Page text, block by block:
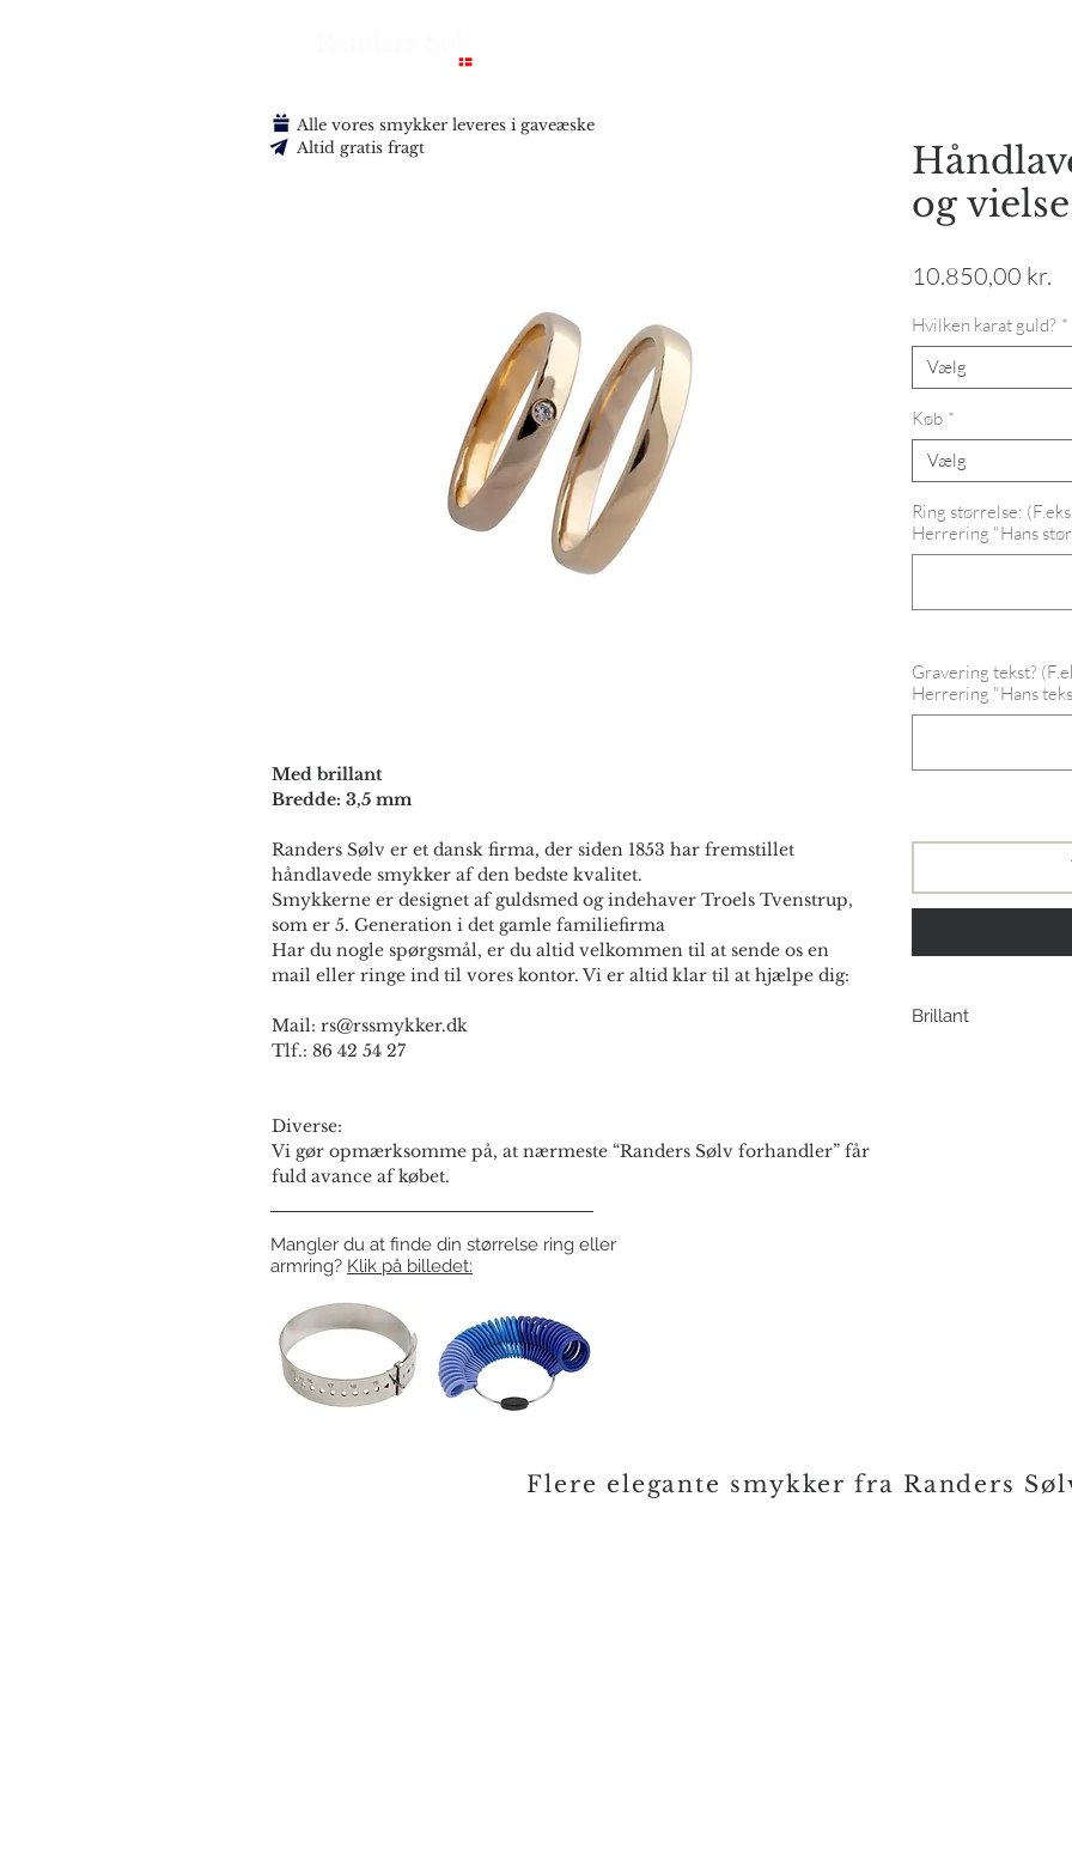
Med brillant
Bredde: 3,5 mm
Randers Sølv er et dansk firma, der siden 1853 har fremstillet
håndlavede smykker af den bedste kvalitet.
Smykkerne er designet af guldsmed og indehaver Troels Tvenstrup,
som er 5. Generation i det gamle familiefirma
Har du nogle spørgsmål, er du altid velkommen til at sende os en
mail eller ringe ind til vores kontor. Vi er altid klar til at hjælpe dig:
Mail: rs@rssmykker.dk
Tlf.: 86 42 54 27
Diverse:
Vi gør opmærksomme på, at nærmeste “Randers Sølv forhandler” får
fuld avance af købet.
og
10.850,00 kr.
Hvilken karat guld? *
Vælg
Køb *
Vælg
Ring størrelse:
Herrering "Hans
Gravering tekst?
Herrering "Hans
Brillant
Alle vores smykker leveres i gaveæske
Altid gratis fragt
Mangler du at finde din størrelse ring eller
armring? Klik på billedet:
Flere elegante smykker fra Randers